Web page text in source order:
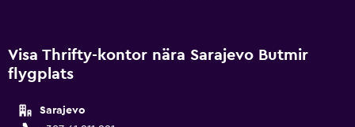
Visa Thrifty-kontor nära Sarajevo Butmir
flygplats
Sarajevo